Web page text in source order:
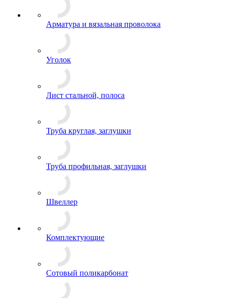
Арматура и вязальная проволока
Уголок
Лист стальной, полоса
Труба круглая, заглушки
Труба профильная, заглушки
Швеллер
Комплектующие
Сотовый поликарбонат